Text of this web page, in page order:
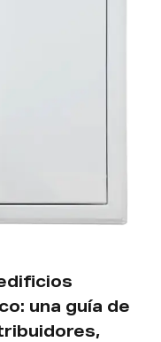
de
2026-08-